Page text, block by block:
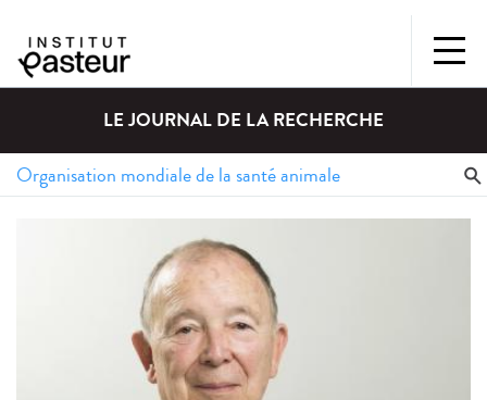
LE JOURNAL DE LA RECHERCHE